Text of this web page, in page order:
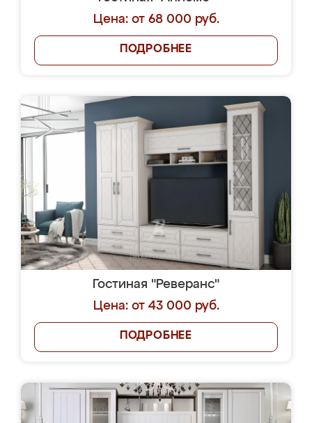
Цена: от 68 000 руб.
ПОДРОБНЕЕ
Гостиная "Реверанс"
Цена: от 43 000 руб.
ПОДРОБНЕЕ